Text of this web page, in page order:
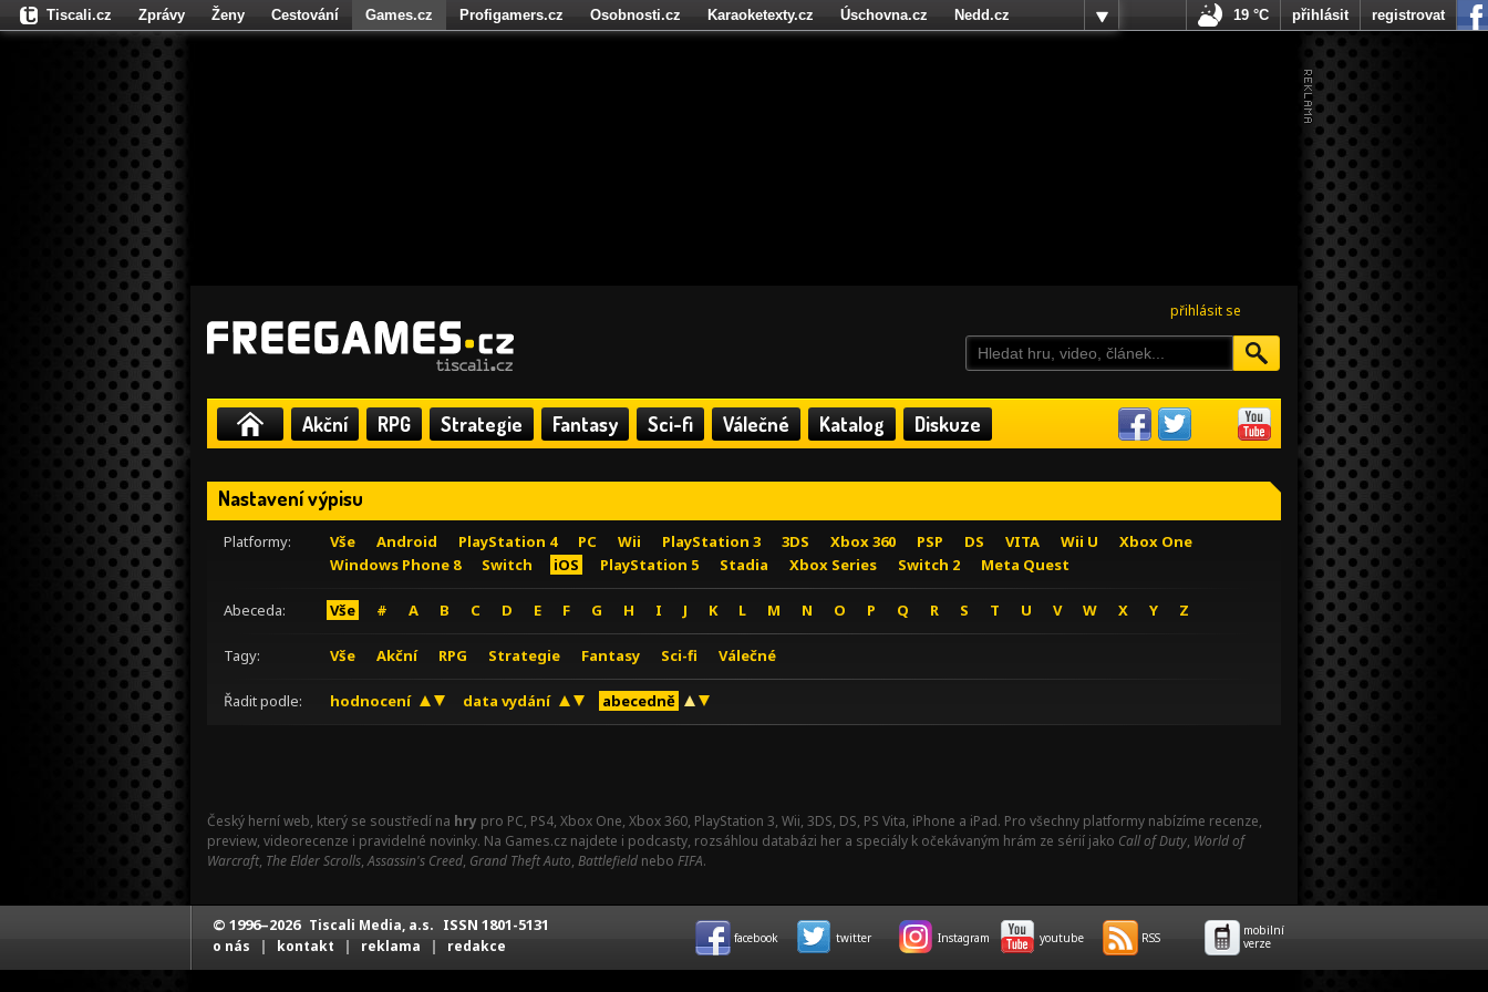
přihlásit se
Akční RPG Strategie Fantasy Sci-fi Válečné Katalog Diskuze
Nastavení výpisu
Platformy: Vše Android PlayStation 4 PC Wii PlayStation 3 3DS Xbox 360 PSP DS VITA Wii U
Xbox One
Windows Phone 8
Switch iOS PlayStation 5 Stadia Xbox Series Switch 2 Meta Quest
Abeceda: Vše # A B C D E F G H I J K L M N O P Q R S T U V W X Y Z
Tagy: Vše Akční RPG Strategie Fantasy Sci-fi Válečné
Řadit podle: hodnocení data vydání abecedně
Český herní web, který se soustředí na hry pro PC, PS4, Xbox One, Xbox 360, PlayStation 3, Wii, 3DS, DS, PS Vita, iPhone a iPad. Pro všechny platformy nabízíme recenze,
preview, videorecenze i pravidelné novinky. Na Games.cz najdete i podcasty, rozsáhlou databázi her a speciály k očekávaným hrám ze sérií jako Call of Duty, World of
Warcraft, The Elder Scrolls,Assassin's Creed, Grand Theft Auto, Battlefield nebo FIFA.
Tiscali.cz Zprávy Ženy Cestování Games.cz Profigamers.cz Osobnosti.cz Karaoketexty.cz Úschovna.cz
Nedd.cz
Fights.cz
19 °C přihlásit registrovat
© 1996–2026 Tiscali Media, a.s. ISSN 1801-5131
o nás | kontakt | reklama | redakce facebook twitter Instagram youtube RSS
mobilní
verze